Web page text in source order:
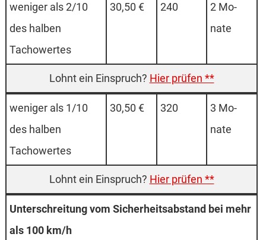
weniger als 2/10
des halben
Tachowertes
30,50 € 240
2 Mo­
nate
Hier prüfen **
weniger als 1/10
des halben
Tachowertes
30,50 € 320
3 Mo­
nate
Hier prüfen **
Unterschreitung vom Sicherheitsabstand bei mehr
als 100 km/h